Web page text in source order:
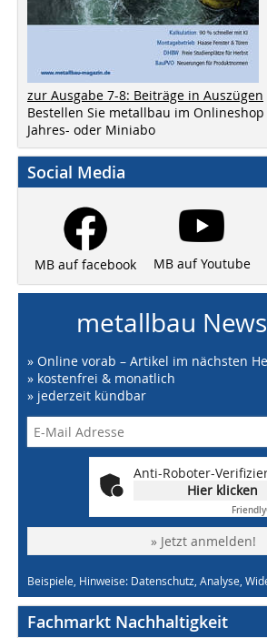
zur Ausgabe 7-8: Beiträge in Auszügen
Bestellen Sie metallbau im
Jahres- oder Miniabo
Social Media
MB auf facebook MB auf Youtube
metallbau
» Online vorab – Artikel im nächsten
» kostenfrei & monatlich
» jederzeit kündbar
Anti-Roboter-
Hier klicken
Friendly
» Jetzt anmelden!
Beispiele, Hinweise: Datenschutz, Analyse,
Fachmarkt Nachhaltigkeit